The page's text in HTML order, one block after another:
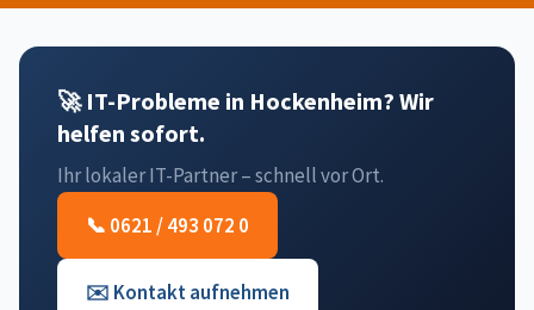
🚀 IT-Probleme in Hockenheim? Wir
helfen sofort.
Ihr lokaler IT-Partner – schnell vor Ort.
📞 0621 / 493 072 0
✉️ Kontakt aufnehmen